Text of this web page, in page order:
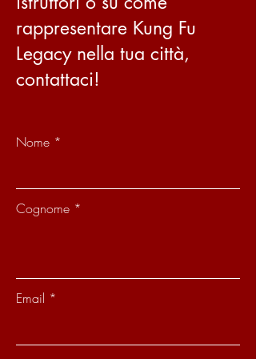
compras com segurança.
rappresentare Kung Fu
Legacy nella tua città,
contattaci!
Nome
Cognome
Email